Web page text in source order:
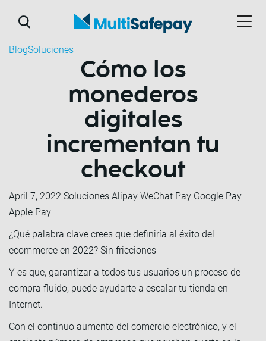
BlogSoluciones
Cómo los
monederos
digitales
incrementan tu
checkout
April 7, 2022 Soluciones Alipay WeChat Pay Google Pay
Apple Pay
¿Qué palabra clave crees que definiría al éxito del
ecommerce en 2022? Sin fricciones
Y es que, garantizar a todos tus usuarios un proceso de
compra fluido, puede ayudarte a escalar tu tienda en
Internet.
Con el continuo aumento del comercio electrónico, y el